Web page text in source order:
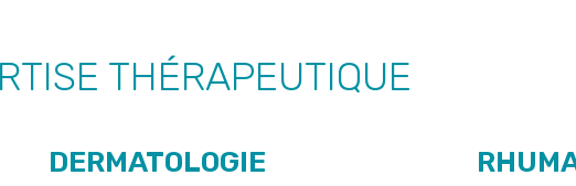
THÉRAPEUTIQUE
DERMATOLOGIE